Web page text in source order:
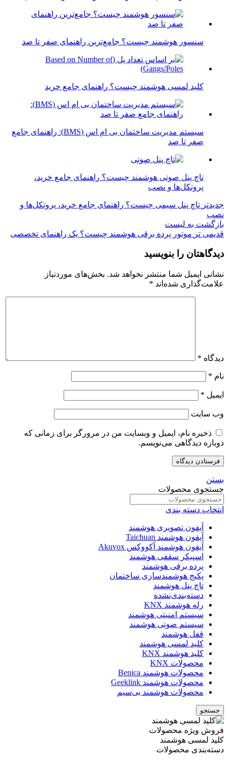
سنسور هوشمند چیست؟ جامع‌ترین راهنمای صفر تا صد
کلید لمسی هوشمند چیست؟ راهنمای جامع خرید
سیستم مدیریت ساختمان بی ام اس (BMS): راهنمای جامع
صفر تا صد
تاچ پنل صوتی هوشمند چیست؟ راهنمای جامع خرید،
پروتکل‌ها و نصب
جدیدتر تاچ پنل سیمی چیست؟ راهنمای جامع خرید، پروتکل‌ها و
نصب
بازگشت به لیست
قدیمی تر موتور پرده برقی هوشمند چیست؟ یک راهنمای تخصصی
دیدگاهتان را بنویسید
نشانی ایمیل شما منتشر نخواهد شد. بخش‌های موردنیاز
علامت‌گذاری شده‌اند *
دیدگاه *
نام *
ایمیل *
وب‌ سایت
ذخیره نام، ایمیل و وبسایت من در مرورگر برای زمانی که
دوباره دیدگاهی می‌نویسم.
بستن
جستجوی محصولات
انتخاب دسته بندی
آیفون تصویری هوشمند
آیفون هوشمند Taichuan
آیفون هوشمند آکووکس Akuvox
اسپیکر سقفی هوشمند
پرده برقی هوشمند
پکیج هوشمندسازی ساختمان
تاچ پنل هوشمند
دسته‌بندی‌نشده
رله هوشمند KNX
سیستم امنیتی هوشمند
سیستم صوتی هوشمند
قفل هوشمند
کلید لمسی هوشمند
کلید هوشمند KNX
محصولات KNX
محصولات هوشمند Benica
محصولات هوشمند Geeklink
محصولات هوشمند بی‌سیم
جستجو
فروش ویژه محصولات
کلید لمسی هوشمند
دسته‌بندی محصولات